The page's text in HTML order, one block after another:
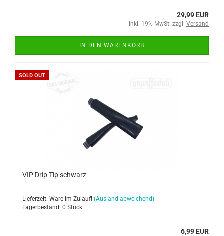
29,99 EUR
inkl. 19% MwSt. zzgl. Versand
IN DEN WARENKORB
SOLD OUT
VIP Drip Tip schwarz
Lieferzeit: Ware im Zulauf! (Ausland abweichend)
Lagerbestand: 0 Stück
6,99 EUR